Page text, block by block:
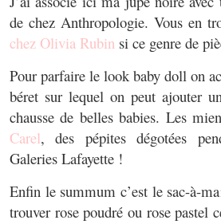
de chez Anthropologie. Vous en
chez Olivia Rubin si ce genre de
Pour parfaire le look baby doll on
béret sur lequel on peut ajouter
chausse de belles babies. Les
Carel, des pépites dégotées
Galeries Lafayette !
Enfin le summum c’est le sac-à-
trouver rose poudré ou rose pastel